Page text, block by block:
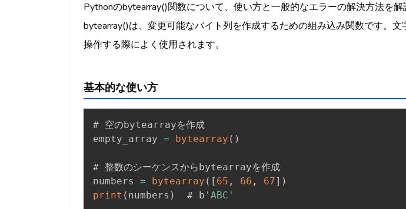
Pythonのbytearray()関数について、使い方と一般的なエラーの解決方法を解
bytearray()は、変更可能なバイト列を作成するための組み込み関数です。文
操作する際によく使用されます。
基本的な使い方
# 空のbytearrayを作成
empty_array = bytearray ( )
# 整数のシーケンスからbytearrayを作成
numbers = bytearray ( [ 65 , 66 , 67] )
print ( numbers )
  # b
'ABC'